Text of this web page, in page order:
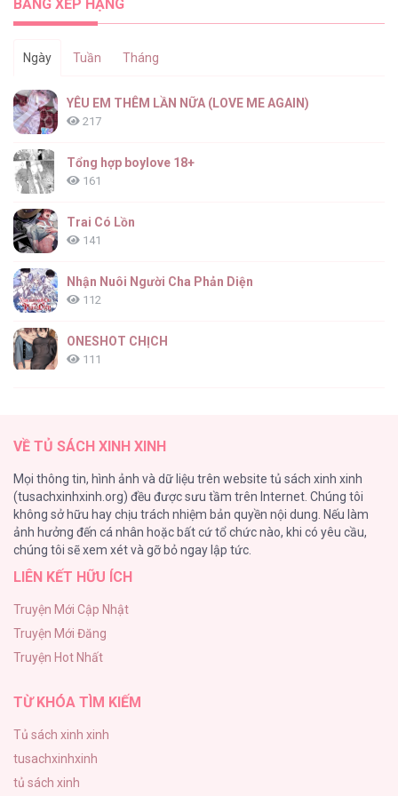
BẢNG XẾP HẠNG
Ngày Tuần Tháng
YÊU EM THÊM LẦN NỮA (LOVE ME AGAIN)
217
Tổng hợp boylove 18+
161
Trai Có Lồn
141
Nhận Nuôi Người Cha Phản Diện
112
ONESHOT CHỊCH
111
98
TUYỂN TẬP: TRAI CÓ LỒN
92
Kiếp Này Ta Sẽ Trở Thành Gia Chủ
Vết Tích Của Ánh Dương
89
VỀ TỦ SÁCH XINH XINH
Mọi thông tin, hình ảnh và dữ liệu trên website tủ sách xinh xinh
(tusachxinhxinh.org) đều được sưu tầm trên Internet. Chúng tôi
không sở hữu hay chịu trách nhiệm bản quyền nội dung. Nếu làm
ảnh hưởng đến cá nhân hoặc bất cứ tổ chức nào, khi có yêu cầu,
chúng tôi sẽ xem xét và gỡ bỏ ngay lập tức.
LIÊN KẾT HỮU ÍCH
Truyện Mới Cập Nhật
Truyện Mới Đăng
Truyện Hot Nhất
TỪ KHÓA TÌM KIẾM
Tủ sách xinh xinh
tusachxinhxinh
tủ sách xinh